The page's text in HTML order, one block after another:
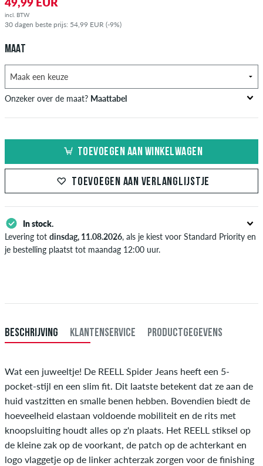
incl. BTW
30 dagen beste prijs: 54,99 EUR (-9%)
MAAT
Onzeker over de maat? Maattabel
26-27 66-69
28-29 71-73,5
M 32-33
L 34 86
29
31 78,5
33 83,5
TOEVOEGEN AAN WINKELWAGEN
TOEVOEGEN AAN VERLANGLIJSTJE
In stock.
Levering tot dinsdag, 11.08.2026, als je kiest voor Standard Priority en
je bestelling plaatst tot maandag 12:00 uur.
BESCHRIJVING KLANTENSERVICE PRODUCTGEGEVENS
Wat een juweeltje! De REELL Spider Jeans heeft een 5-
pocket-stijl en een slim fit. Dit laatste betekent dat ze aan de
huid vastzitten en smalle benen hebben. Bovendien biedt de
hoeveelheid elastaan ​​voldoende mobiliteit en de rits met
knoopsluiting houdt alles op z'n plaats. Het REELL stiksel op
de kleine zak op de voorkant, de patch op de achterkant en
logo vlaggetje op de linker achterzak zorgen voor de finishing